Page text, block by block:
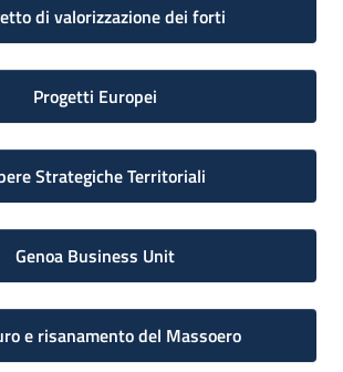
di valorizzazione dei forti
Progetti Europei
Strategiche Territoriali
Genoa Business Unit
e risanamento del Massoero